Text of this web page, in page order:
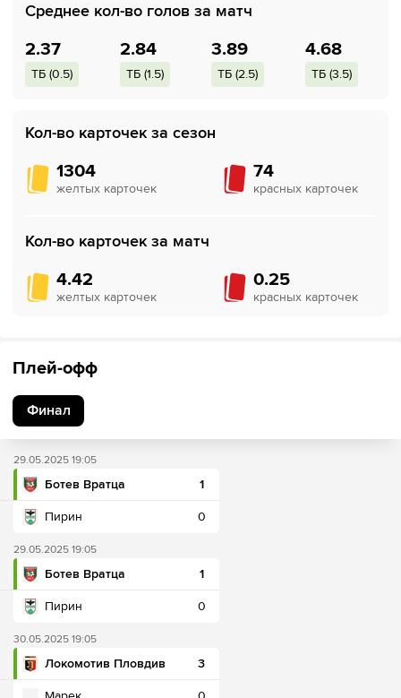
Кол-во карточек за сезон
1304
желтых карточек
74
красных карточек
Кол-во карточек за матч
4.42
желтых карточек
0.25
красных карточек
Среднее кол-во голов за матч
2.37
ТБ (0.5)
2.84
ТБ (1.5)
3.89
ТБ (2.5)
4.68
ТБ (3.5)
Плей-офф
Финал
29.05.2025 19:05
Ботев Вратца 1
Пирин 0
29.05.2025 19:05
Ботев Вратца 1
Пирин 0
30.05.2025 19:05
Локомотив Пловдив 3